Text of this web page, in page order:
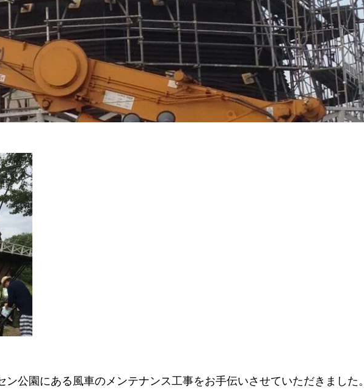
ン公園にある風車のメンテナンス工事をお手伝いさせていただきました。